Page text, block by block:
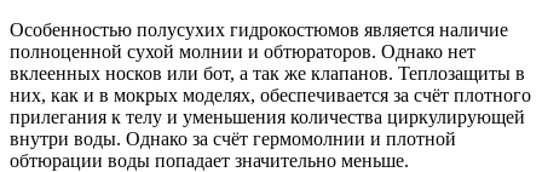
Особенностью полусухих гидрокостюмов является наличие
полноценной сухой молнии и обтюраторов. Однако нет
вклеенных носков или бот, а так же клапанов. Теплозащиты в
них, как и в мокрых моделях, обеспечивается за счёт плотного
прилегания к телу и уменьшения количества циркулирующей
внутри воды. Однако за счёт гермомолнии и плотной
обтюрации воды попадает значительно меньше.